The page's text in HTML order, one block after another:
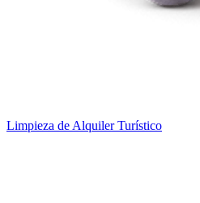
Limpieza de Alquiler Turístico